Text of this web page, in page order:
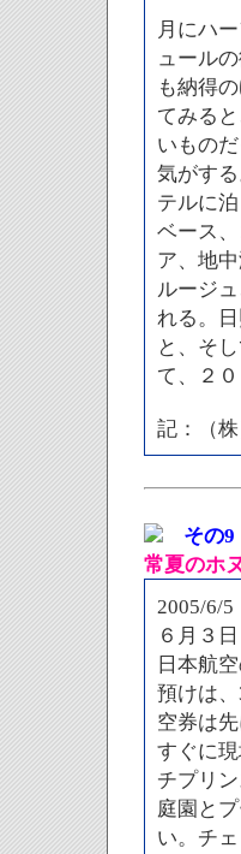
月にハ
ュール
も納得
てみる
いもの
気がす
テルに
ベース
ア、地
ルージ
れる。
と、そ
て、２
記：（
その9
常夏のホ
2005/6/
６月３日
日本航
預けは
空券は
すぐに
チプリ
庭園と
い。チ